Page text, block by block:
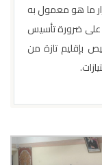
ما هو معمول به
على ضرورة تأسيس
بإقليم تازة من